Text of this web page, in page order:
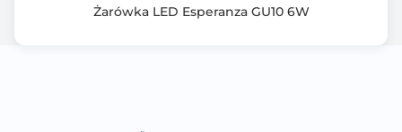
Żarówka LED Esperanza GU10 6W